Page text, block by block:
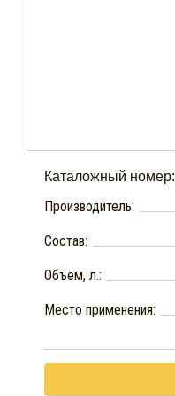
Каталожный номер:
Производитель:
Состав:
Объём, л.:
Место применения: